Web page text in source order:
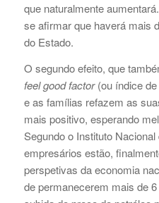
que naturalmente
se afirmar que haverá mais
do Estado.
O segundo efeito, que
feel good factor(ou índice
e as famílias refazem as
mais positivo, esperando
Segundo o Instituto
empresários estão,
perspetivas da economia
de permanecerem mais de